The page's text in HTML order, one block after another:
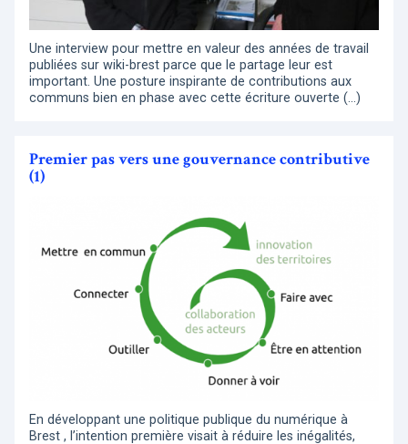
Une interview pour mettre en valeur des années de travail
publiées sur wiki-brest parce que le partage leur est
important. Une posture inspirante de contributions aux
communs bien en phase avec cette écriture ouverte (…)
Premier pas vers une gouvernance contributive
(1)
En développant une politique publique du numérique à
Brest , l’intention première visait à réduire les inégalités,